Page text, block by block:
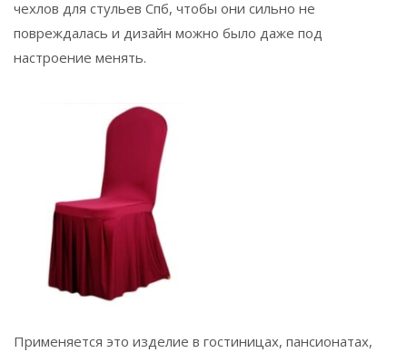
чехлов для стульев Спб, чтобы они сильно не
повреждалась и дизайн можно было даже под
настроение менять.
Применяется это изделие в гостиницах, пансионатах,